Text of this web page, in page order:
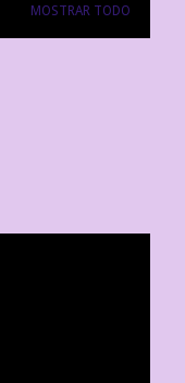
MOSTRAR TODO